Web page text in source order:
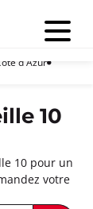
Menu
d'Azur
10
10 pour un
votre